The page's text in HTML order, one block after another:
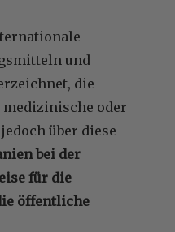
und
die
oder
über diese
bei der
für die
öffentliche